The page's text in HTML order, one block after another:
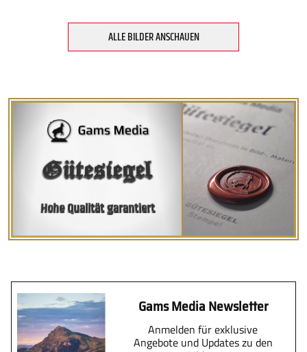
ALLE BILDER ANSCHAUEN
Gütesiegel
Hohe Qualität garantiert
Gams Media Newsletter
Anmelden für exklusive
Angebote und Updates zu den